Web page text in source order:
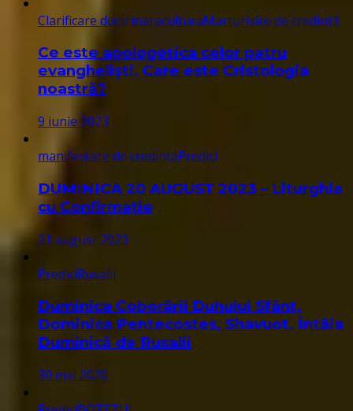
Clarificare doctrinaraculturaMarturisire de credință
Ce este apologetica celor patru
evangheliști. Care este Cristologia
noastră?
9 iunie 2023
manifestare de credințăPredici
DUMINICA 20 AUGUST 2023 – Liturghia
cu Confirmație
21 august 2023
PrediciRusalii
Duminica Coborârii Duhului Sfânt,
Dominica Pentecostes, Shavuot. Întâia
Duminică de Rusalii
30 mai 2020